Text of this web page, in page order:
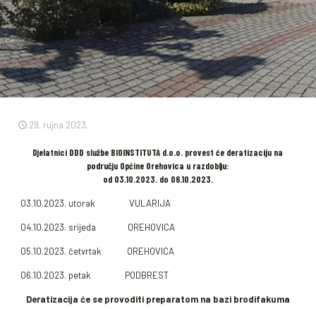
29. rujna 2023.
Djelatnici DDD službe BIOINSTITUTA d.o.o. provest će deratizaciju na
području Općine Orehovica u razdoblju:
od 03.10.2023. do 06.10.2023.
03.10.2023. utorak VULARIJA
04.10.2023. srijeda OREHOVICA
05.10.2023. četvrtak OREHOVICA
06.10.2023. petak PODBREST
Deratizacija će se provoditi preparatom na bazi brodifakuma